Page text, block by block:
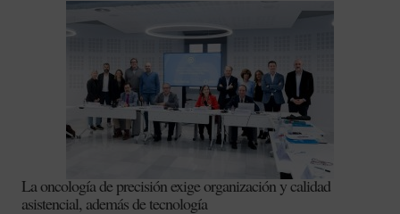
La oncología de precisión exige organización y calidad
asistencial, además de tecnología